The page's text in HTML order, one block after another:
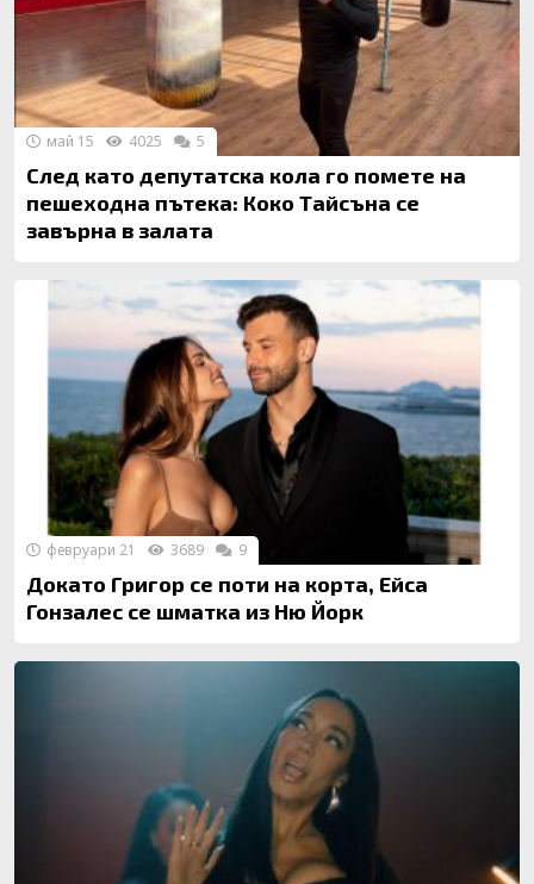
След като депутатска кола го помете на
пешеходна пътека: Коко Тайсъна се
завърна в залата
май 15 4025 5
Докато Григор се поти на корта, Ейса
Гонзалес се шматка из Ню Йорк
февруари 21 3689 9